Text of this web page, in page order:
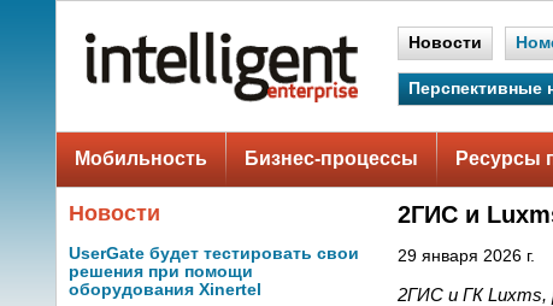
Новости
Перспективные
Мобильность Бизнес-процессы Ресурсы
Новости
UserGate будет тестировать свои
решения при помощи
оборудования Xinertel
2ГИС и
29 января 2026 г.
2ГИС и ГК Luxms,